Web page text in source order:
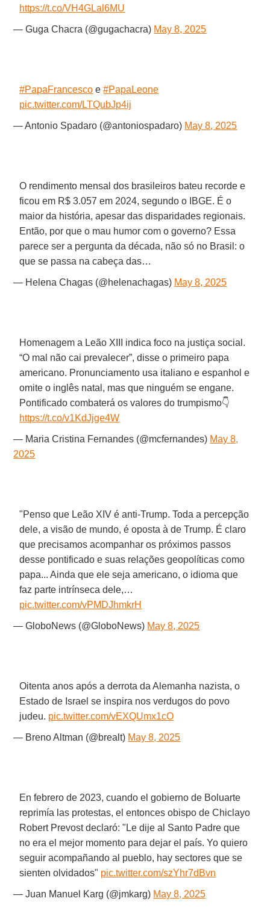
https://t.co/VH4GLal6MU
— Guga Chacra (@gugachacra) May 8, 2025
#PapaFrancesco e#PapaLeone
pic.twitter.com/LTQubJp4ij
— Antonio Spadaro (@antoniospadaro) May 8, 2025
O rendimento mensal dos brasileiros bateu recorde e
ficou em R$ 3.057 em 2024, segundo o IBGE. É o
maior da história, apesar das disparidades regionais.
Então, por que o mau humor com o governo? Essa
parece ser a pergunta da década, não só no Brasil: o
que se passa na cabeça das…
— Helena Chagas (@helenachagas) May 8, 2025
Homenagem a Leão XIII indica foco na justiça social.
“O mal não cai prevalecer”, disse o primeiro papa
americano. Pronunciamento usa italiano e espanhol e
omite o inglês natal, mas que ninguém se engane.
Pontificado combaterá os valores do trumpismo👇
https://t.co/v1KdJjge4W
— Maria Cristina Fernandes (@mcfernandes) May 8,
2025
"Penso que Leão XIV é anti-Trump. Toda a percepção
dele, a visão de mundo, é oposta à de Trump. É claro
que precisamos acompanhar os próximos passos
desse pontificado e suas relações geopolíticas como
papa... Ainda que ele seja americano, o idioma que
faz parte intrínseca dele,…
pic.twitter.com/vPMDJhmkrH
— GloboNews (@GloboNews) May 8, 2025
Oitenta anos após a derrota da Alemanha nazista, o
Estado de Israel se inspira nos verdugos do povo
judeu. pic.twitter.com/vEXQUmx1cO
— Breno Altman (@brealt) May 8, 2025
En febrero de 2023, cuando el gobierno de Boluarte
reprimía las protestas, el entonces obispo de Chiclayo
Robert Prevost declaró: "Le dije al Santo Padre que
no era el mejor momento para dejar el país. Yo quiero
seguir acompañando al pueblo, hay sectores que se
sienten olvidados" pic.twitter.com/szYhr7dBvn
— Juan Manuel Karg (@jmkarg) May 8, 2025